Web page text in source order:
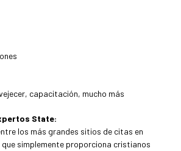
capacitación, mucho más
State:
los más grandes sitios de citas en
simplemente proporciona cristianos